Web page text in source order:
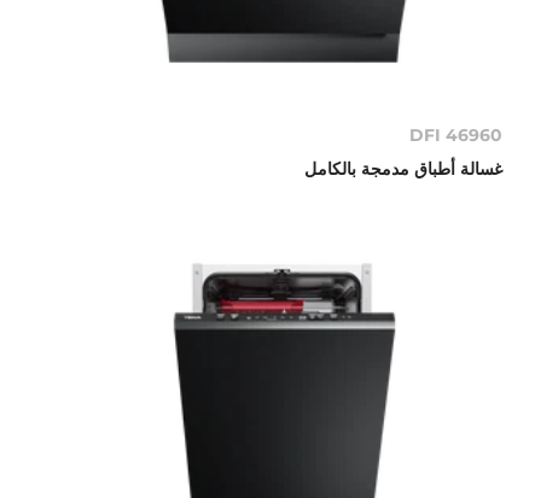
DFI 46960
غسالة أطباق مدمجة بالكامل